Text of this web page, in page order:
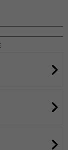
(Thalkirchen)